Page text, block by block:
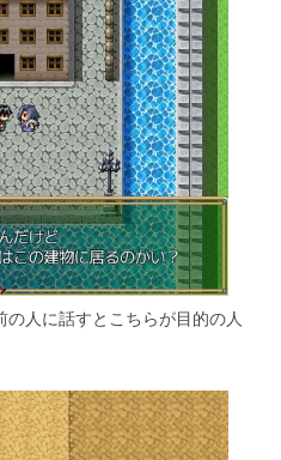
人に話すとこちらが目的の人